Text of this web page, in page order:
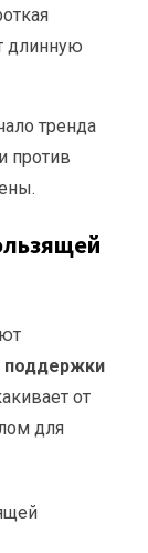
длинную
тренда
против
поддержки
от
для